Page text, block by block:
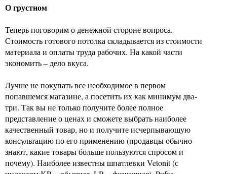
О грустном
Теперь поговорим о денежной стороне вопроса.
Стоимость готового потолка складывается из стоимости
материала и оплаты труда рабочих. На какой части
экономить – дело вкуса.
Лучше не покупать все необходимое в первом
попавшемся магазине, а посетить их как минимум два-
три. Так вы не только получите более полное
представление о ценах и сможете выбрать наиболее
качественный товар, но и получите исчерпывающую
консультацию по его применению (продавцы обычно
знают, какие товары больше пользуются спросом и
почему). Наиболее известны шпатлевки Vetonit (с